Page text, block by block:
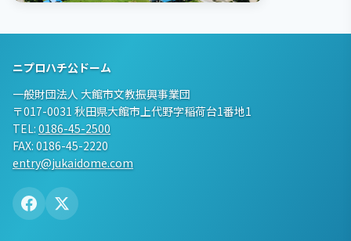
ニプロハチ公ドーム
一般財団法人 大館市文教振興事業団
〒017-0031 秋田県大館市上代野字稲荷台1番地1
TEL: 0186-45-2500
FAX: 0186-45-2220
entry@jukaidome.com